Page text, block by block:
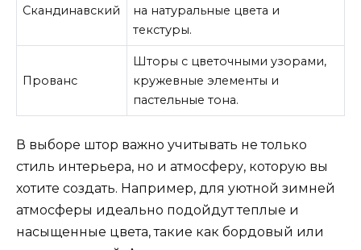
Скандинавский
на натуральные цвета и
текстуры.
Прованс
Шторы с цветочными узорами,
кружевные элементы и
пастельные тона.
В выборе штор важно учитывать не только
стиль интерьера, но и атмосферу, которую вы
хотите создать. Например, для уютной зимней
атмосферы идеально подойдут теплые и
насыщенные цвета, такие как бордовый или